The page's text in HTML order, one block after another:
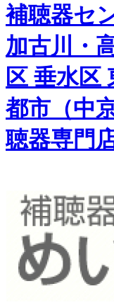
補聴器セ
加古川・
区 垂水区
都市（中
聴器専門